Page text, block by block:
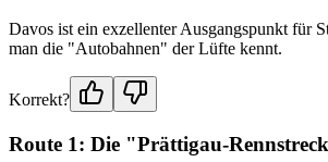
Davos ist ein exzellenter Ausgangspunkt für
man die "Autobahnen" der Lüfte kennt.
Korrekt?
Route 1: Die "Prättigau-